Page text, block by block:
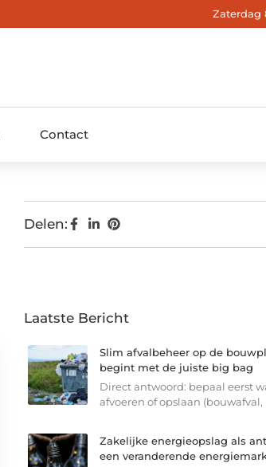
Zaterdag
Contact
Delen:
Laatste Bericht
Slim afvalbeheer op de
begint met de juiste big bag
Direct antwoord: bepaal eerst
afvoeren of opslaan (bouwafval,
Zakelijke energieopslag als
een veranderende